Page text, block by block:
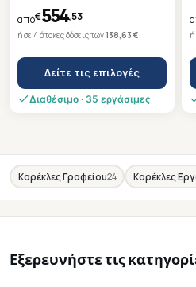
από€554,53
ή σε 4 άτοκες δόσεις των138,63 €
Δείτε τις επιλογές
This
multiple
variants.
The
options
be
Διαθέσιμο · 35 εργάσιμες
ή
Καρέκλες Γραφείου24 Καρέκλες
Εξερευνήστε τις